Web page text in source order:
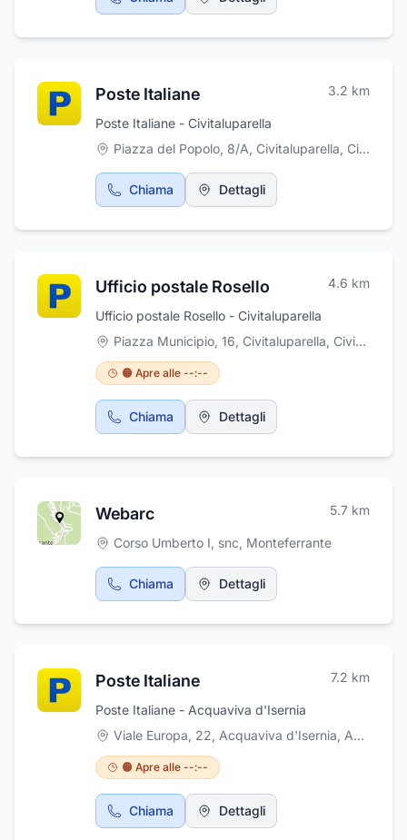
funebri, trasporti funebri nazionali ed
pratiche ASL, pratiche comunali,
famigliari del defunto la sicurezza e la
funzione.
Poste Italiane 3.2 km
Poste Italiane - Civitaluparella
Piazza del Popolo, 8/A, Civitaluparella, Civitaluparella
Chiama Dettagli
Ufficio postale Rosello 4.6 km
Ufficio postale Rosello - Civitaluparella
Piazza Municipio, 16, Civitaluparella, Civitaluparella
🟠 Apre alle --:--
Chiama Dettagli
Webarc 5.7 km
Corso Umberto I, snc, Monteferrante
Chiama Dettagli
Poste Italiane 7.2 km
Poste Italiane - Acquaviva d'Isernia
Viale Europa, 22, Acquaviva d'Isernia, Acquaviva d'Isernia
🟠 Apre alle --:--
Chiama Dettagli